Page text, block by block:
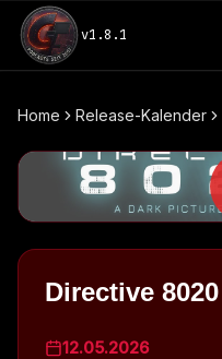
v1.8.1
Home Release-Kalender
Directive 8020
12.05.2026